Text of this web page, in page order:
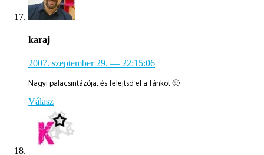
karaj
2007. szeptember 29. — 22:15:06
Nagyi palacsintázója, és felejtsd el a fánkot 🙂
Válasz